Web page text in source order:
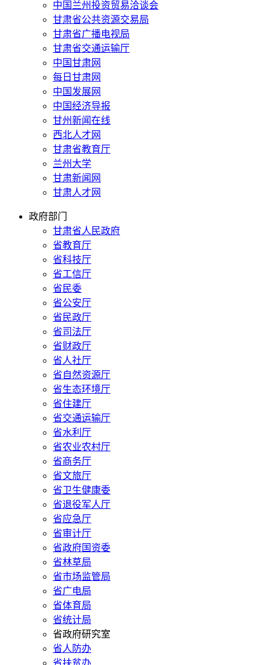
中国兰州投资贸易洽谈会
甘肃省公共资源交易局
甘肃省广播电视局
甘肃省交通运输厅
中国甘肃网
每日甘肃网
中国发展网
中国经济导报
甘州新闻在线
西北人才网
甘肃省教育厅
兰州大学
甘肃新闻网
甘肃人才网
政府部门
甘肃省人民政府
省教育厅
省科技厅
省工信厅
省民委
省公安厅
省民政厅
省司法厅
省财政厅
省人社厅
省自然资源厅
省生态环境厅
省住建厅
省交通运输厅
省水利厅
省农业农村厅
省商务厅
省文旅厅
省卫生健康委
省退役军人厅
省应急厅
省审计厅
省政府国资委
省林草局
省市场监管局
省广电局
省体育局
省统计局
省政府研究室
省人防办
省扶贫办